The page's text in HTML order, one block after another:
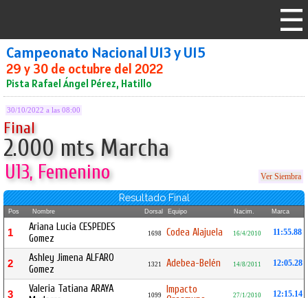
Campeonato Nacional U13 y U15
29 y 30 de octubre del 2022
Pista Rafael Ángel Pérez, Hatillo
30/10/2022 a las 08:00
Final
2.000 mts Marcha
U13, Femenino Ver Siembra
Resultado Final
Pos Nombre Dorsal Equipo Nacim. Marca
1
Ariana Lucia CESPEDES
Gomez
1698 Codea Alajuela 16/4/2010 11:55.88
2
Ashley Jimena ALFARO
Gomez
1321 Adebea-Belén 14/8/2011 12:05.28
3
Valeria Tatiana ARAYA
1099
Impacto
27/1/2010 12:15.14